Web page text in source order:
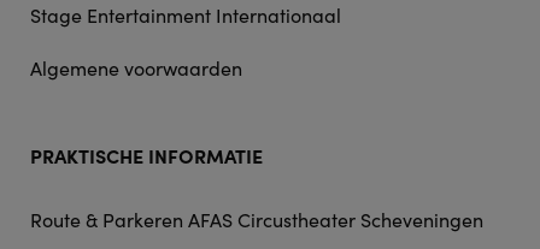
Stage Entertainment Internationaal
Algemene voorwaarden
PRAKTISCHE INFORMATIE
Route & Parkeren AFAS Circustheater Scheveningen